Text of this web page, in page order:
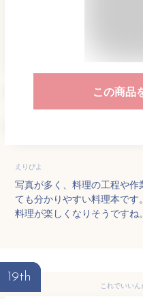
この商品
えりぴよ
写真が多く、料理の工程や
ても分かりやすい料理本です
料理が楽しくなりそうですね。
19th
これでいい